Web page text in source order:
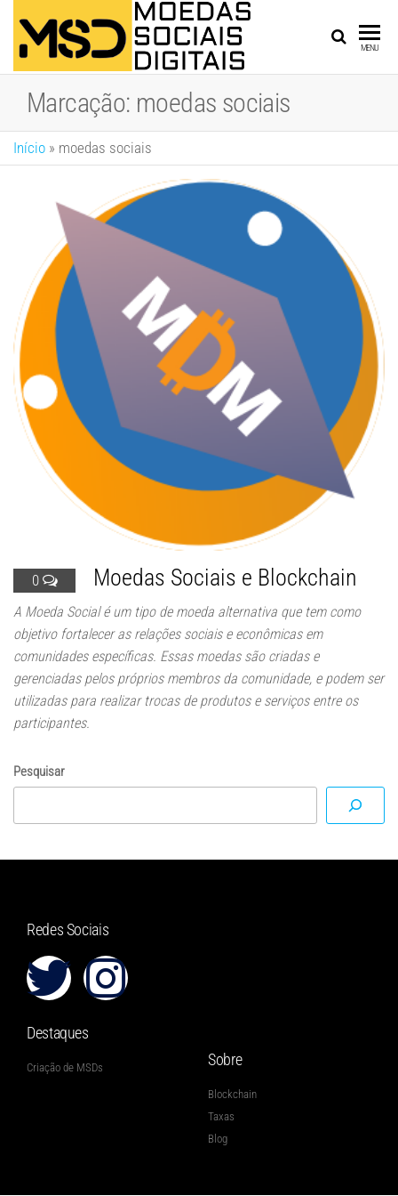
MOEDAS
SOCIAIS
DIGITAIS
MENU
Marcação: moedas sociais
Início » moedas sociais
0 Moedas Sociais e Blockchain
A Moeda Social é um tipo de moeda alternativa que tem como
objetivo fortalecer as relações sociais e econômicas em
comunidades específicas. Essas moedas são criadas e
gerenciadas pelos próprios membros da comunidade, e podem ser
utilizadas para realizar trocas de produtos e serviços entre os
participantes.
Pesquisar
Redes Sociais
Destaques
Criação de MSDs Sobre
Blockchain
Taxas
Blog